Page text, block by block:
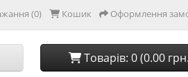
(0) Кошик Оформлення
Товарів: 0 (0.00